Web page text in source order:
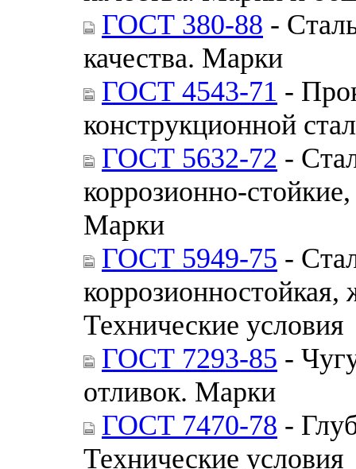
ГОСТ 380-88 -
качества. Марки
ГОСТ 4543-71 -
конструкционной
ГОСТ 5632-72 -
коррозионно-
Марки
ГОСТ 5949-75 -
Технические условия
ГОСТ 7293-85 -
отливок. Марки
ГОСТ 7470-78 -
Технические условия